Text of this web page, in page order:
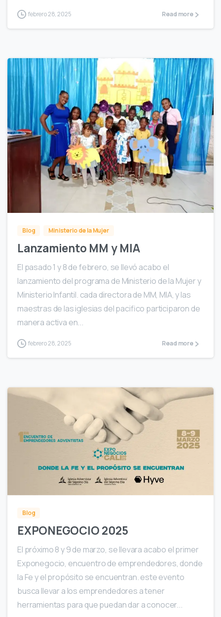
febrero 28, 2025 Read more
Blog Ministerio de la Mujer
Lanzamiento MM y MIA
El pasado 1 y 8 de febrero, se llevó acabo el
lanzamiento del programa de Ministerio de la Mujer y
Ministerio Infantil. cada directora de MM, MIA, y las
maestras de las iglesias del pacifico participaron de
manera activa en...
febrero 28, 2025 Read more
Blog
EXPONEGOCIO 2025
El próximo 8 y 9 de marzo, se llevara acabo el primer
Exponegocio, encuentro de emprendedores, donde
la Fe y el propósito se encuentran. este evento
busca llevar a los emprendedores a tener
herramientas para que puedan dar a conocer...